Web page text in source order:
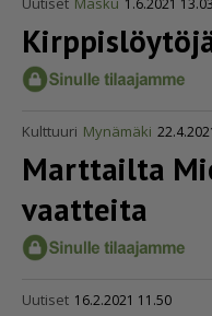
Kulttuuri Mynämäki
Marttailta
vaatteita
Uutiset 16.2.2021 11.50